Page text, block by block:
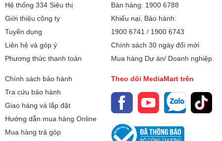
Hệ thống 334 Siêu thị
Giới thiệu công ty
Tuyển dụng
Liên hệ và góp ý
Phương thức thanh toán
Bán hàng: 1900 6788
Khiếu nại, Bảo hành:
1900 6741 / 1900 6743
Chính sách 30 ngày đổi mới
Mua hàng Dự án/ Doanh nghiệp
Chính sách bảo hành
Tra cứu bảo hành
Giao hàng và lắp đặt
Hướng dẫn mua hàng Online
Mua hàng trả góp
Theo dõi MediaMart trên